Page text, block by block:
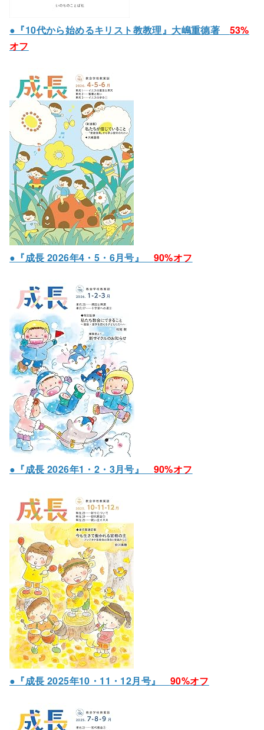
●『10代から始めるキリスト教教理』大嶋重德著 53%
オフ
●『成長 2026年4・5・6月号』 90%オフ
●『成長 2026年1・2・3月号』 90%オフ
●『成長 2025年10・11・12月号』 90%オフ